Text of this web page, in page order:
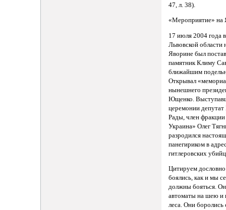
47, л. 38).
«Мероприятие» на
17 июля 2004 года
Львовской области
Яворине был
памятник Климу
ближайшим
Открывал
нынешнего
Ющенко.
церемонии
Рады, член
Украина» Олег
разродился
панегириком в
гитлеровских
Цитируем
боялись, как и мы
должны бояться.
автоматы на шею и
леса. Они боролись